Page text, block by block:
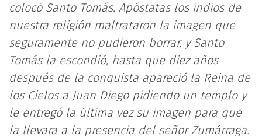
colocó Santo Tomás. Apóstatas los indios de
nuestra religión maltrataron la imagen que
seguramente no pudieron borrar, y Santo
Tomás la escondió, hasta que diez años
después de la conquista apareció la Reina de
los Cielos a Juan Diego pidiendo un templo y
le entregó la última vez su imagen para que
la llevara a la presencia del señor Zumárraga.